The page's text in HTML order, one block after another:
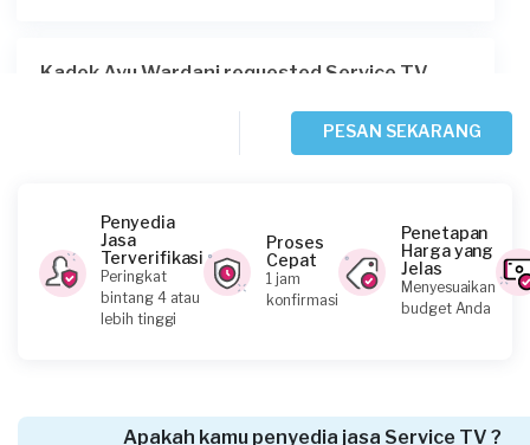
Kadek Ayu Wardani requested Service TV
Mega requested Service TV
Hampir 5 tahun yang lalu
Denpasar, Bali
PESAN SEKARANG
Penyedia
Jasa
Terverifikasi
Peringkat
bintang 4 atau
lebih tinggi
Proses
Cepat
1 jam
konfirmasi
Penetapan
Harga yang
Jelas
Menyesuaikan
budget Anda
Apakah kamu penyedia jasa Service TV ?